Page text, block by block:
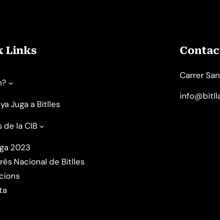
Links
Juga a Bitlles
de la CIB
2023
Nacional de Bitlles
Carrer